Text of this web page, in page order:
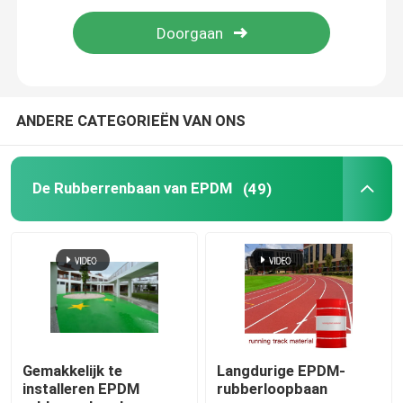
De Rubberrenbaan van EPDM
Geprefabriceerde Renbaan
Polyurethaan loopbaan
Kunstmatige Voetbalhoogten
Padelbaan
Poreuze renbaan
ANDERE CATEGORIEËN VAN ONS
De Rubberrenbaan van EPDM (49)
Gemakkelijk te
installeren EPDM
Langdurige EPDM-
rubberloopbaan